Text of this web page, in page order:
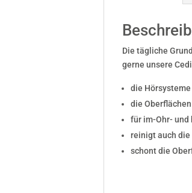
Die tägliche
gerne unsere
die
die
für im-Ohr-
reinigt auch die
schont die